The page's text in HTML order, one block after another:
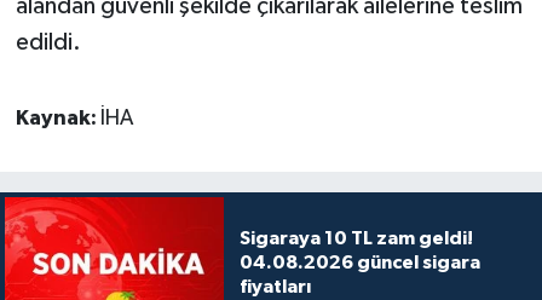
alandan güvenli şekilde çıkarılarak ailelerine teslim
edildi.
Kaynak: İHA
Sigaraya 10 TL zam geldi!
04.08.2026 güncel sigara
fiyatları